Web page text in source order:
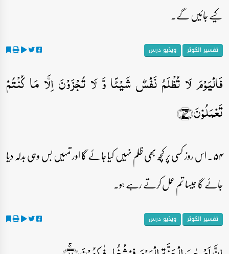
کیے جائیں گے۔
تفسیر الکوثر ویڈیو درس
فَالۡیَوۡمَ لَا تُظۡلَمُ نَفۡسٌ شَیۡئًا وَّ لَا تُجۡزَوۡنَ اِلَّا مَا کُنۡتُمۡ
تَعۡمَلُوۡنَ﴿۵۴﴾
۵۴۔ اس روز کسی پر کچھ بھی ظلم نہیں کیا جائے گا اور تمہیں بس وہی بدلہ دیا
جائے گا جیسا تم عمل کرتے رہے ہو۔
تفسیر الکوثر ویڈیو درس